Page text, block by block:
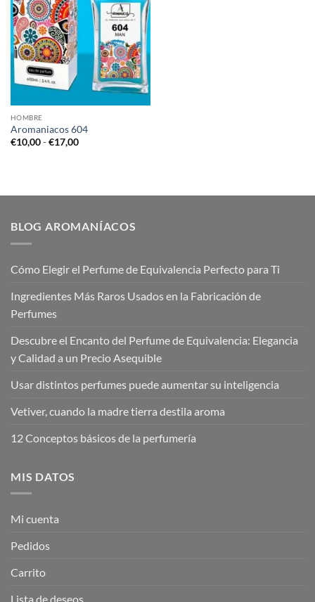
HOMBRE
Aromaniacos 604
€10,00 - €17,00Rango
€17,00
BLOG AROMANÍACOS
Cómo Elegir el Perfume de Equivalencia Perfecto para Ti
Ingredientes Más Raros Usados en la Fabricación de
Perfumes
Descubre el Encanto del Perfume de Equivalencia: Elegancia
y Calidad a un Precio Asequible
Usar distintos perfumes puede aumentar su inteligencia
Vetiver, cuando la madre tierra destila aroma
12 Conceptos básicos de la perfumería
MIS DATOS
Mi cuenta
Pedidos
Carrito
Lista de deseos